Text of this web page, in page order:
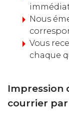
Nous
Vous
chaque
Impression
courrier